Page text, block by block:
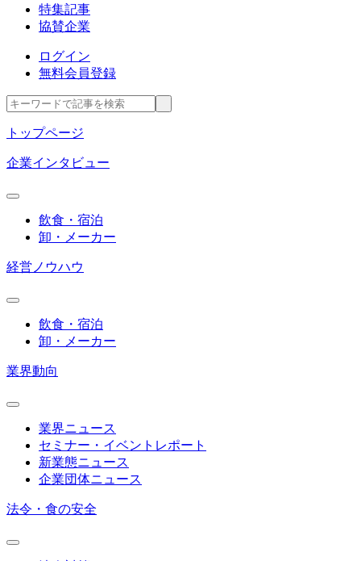
特集記事
協賛企業
ログイン
無料会員登録
トップページ
企業インタビュー
飲食・宿泊
卸・メーカー
経営ノウハウ
飲食・宿泊
卸・メーカー
業界動向
業界ニュース
セミナー・イベントレポート
新業態ニュース
企業団体ニュース
法令・食の安全